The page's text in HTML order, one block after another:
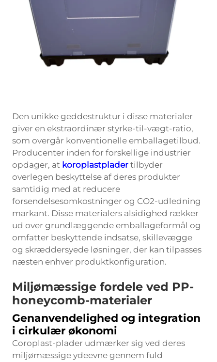
Den unikke geddestruktur i disse materialer
giver en ekstraordinær styrke-til-vægt-ratio,
som overgår konventionelle emballagetilbud.
Producenter inden for forskellige industrier
opdager, at koroplastplader tilbyder
overlegen beskyttelse af deres produkter
samtidig med at reducere
forsendelsesomkostninger og CO2-udledning
markant. Disse materialers alsidighed rækker
ud over grundlæggende emballageformål og
omfatter beskyttende indsatse, skillevægge
og skræddersyede løsninger, der kan tilpasses
næsten enhver produktkonfiguration.
Miljømæssige fordele ved PP-
honeycomb-materialer
Genanvendelighed og integration
i cirkulær økonomi
Coroplast-plader udmærker sig ved deres
miljømæssige ydeevne gennem fuld